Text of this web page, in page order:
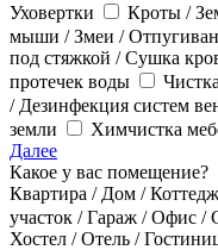
Уховертки
Кроты /
мыши / Змеи /
под стяжкой / Сушка
протечек воды
/ Дезинфекция систем
земли
Химчистка
Далее
Какое у вас помещение?
Квартира / Дом /
участок / Гараж / Офис /
Хостел / Отель /